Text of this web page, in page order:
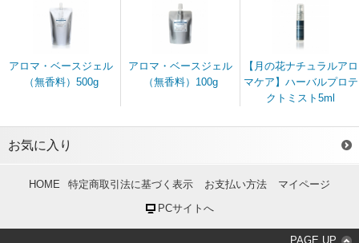
アロマ・ベースジェル
（無香料）500g
アロマ・ベースジェル
（無香料）100g
【月の花ナチュラルアロ
マケア】ハーバルプロテ
クトミスト5ml
お気に入り
HOME 特定商取引法に基づく表示 お支払い方法
マイページ
PCサイトへ
PAGE UP